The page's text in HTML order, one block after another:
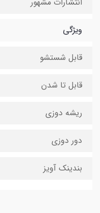
ویژگی
قابل شستشو
قابل تا شدن
ریشه دوزی
دور دوزی
بندینک آویز